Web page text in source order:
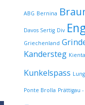
ABG Bernina
Davos Sertig Div
Griechenland
Kandersteg
Kunkelspass
Ponte Brolla Prättigau -